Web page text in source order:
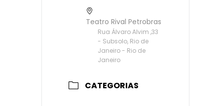
Teatro Rival Petrobras
Rua Álvaro Alvim ,33
- Subsolo, Rio de
Janeiro - Rio de
Janeiro
CATEGORIAS